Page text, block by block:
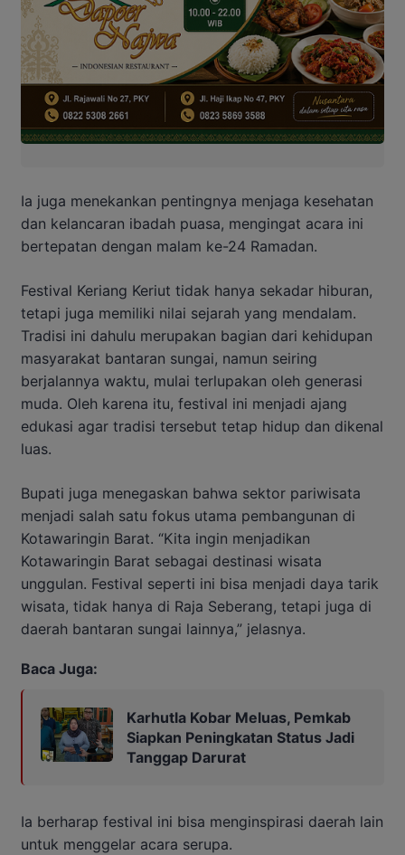
Ia juga menekankan pentingnya menjaga kesehatan
dan kelancaran ibadah puasa, mengingat acara ini
bertepatan dengan malam ke-24 Ramadan.
Festival Keriang Keriut tidak hanya sekadar hiburan,
tetapi juga memiliki nilai sejarah yang mendalam.
Tradisi ini dahulu merupakan bagian dari kehidupan
masyarakat bantaran sungai, namun seiring
berjalannya waktu, mulai terlupakan oleh generasi
muda. Oleh karena itu, festival ini menjadi ajang
edukasi agar tradisi tersebut tetap hidup dan dikenal
luas.
Bupati juga menegaskan bahwa sektor pariwisata
menjadi salah satu fokus utama pembangunan di
Kotawaringin Barat. “Kita ingin menjadikan
Kotawaringin Barat sebagai destinasi wisata
unggulan. Festival seperti ini bisa menjadi daya tarik
wisata, tidak hanya di Raja Seberang, tetapi juga di
daerah bantaran sungai lainnya,” jelasnya.
Baca Juga:
Karhutla Kobar Meluas, Pemkab
Siapkan Peningkatan Status Jadi
Tanggap Darurat
Ia berharap festival ini bisa menginspirasi daerah lain
untuk menggelar acara serupa.